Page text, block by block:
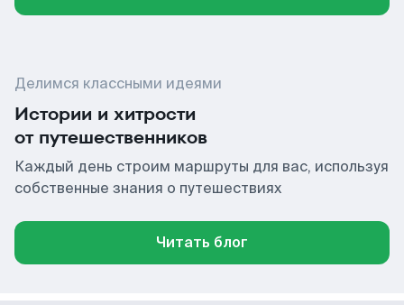
Делимся классными идеями
Истории и хитрости
от путешественников
Каждый день строим маршруты для вас, используя
собственные знания о путешествиях
Читать блог